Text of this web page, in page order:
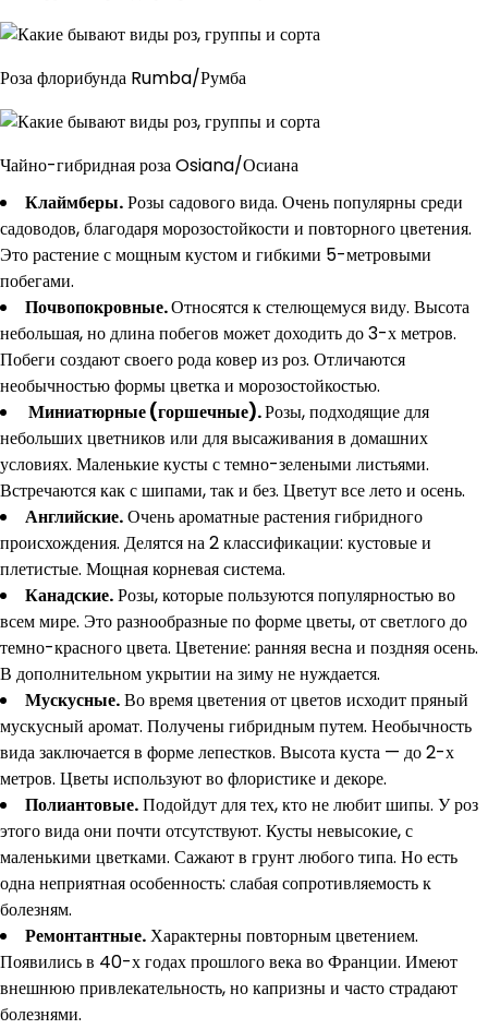
Роза флорибунда Rumba/Румба
Чайно-гибридная роза Osiana/Осиана
Клаймберы.Розы садового вида. Очень популярны среди
садоводов, благодаря морозостойкости и повторного цветения.
Это растение с мощным кустом и гибкими 5-метровыми
побегами.
Почвопокровные.Относятся к стелющемуся виду. Высота
небольшая, но длина побегов может доходить до 3-х метров.
Побеги создают своего рода ковер из роз. Отличаются
необычностью формы цветка и морозостойкостью.
Миниатюрные(горшечные).Розы, подходящие для
небольших цветников или для высаживания в домашних
условиях. Маленькие кусты с темно-зелеными листьями.
Встречаются как с шипами, так и без. Цветут все лето и осень.
Английские.Очень ароматные растения гибридного
происхождения. Делятся на 2 классификации: кустовые и
плетистые. Мощная корневая система.
Канадские.Розы, которые пользуются популярностью во
всем мире. Это разнообразные по форме цветы, от светлого до
темно-красного цвета. Цветение: ранняя весна и поздняя осень.
В дополнительном укрытии на зиму не нуждается.
Мускусные.Во время цветения от цветов исходит пряный
мускусный аромат. Получены гибридным путем. Необычность
вида заключается в форме лепестков. Высота куста — до 2-х
метров. Цветы используют во флористике и декоре.
Полиантовые.Подойдут для тех, кто не любит шипы. У роз
этого вида они почти отсутствуют. Кусты невысокие, с
маленькими цветками. Сажают в грунт любого типа. Но есть
одна неприятная особенность: слабая сопротивляемость к
болезням.
Ремонтантные.Характерны повторным цветением.
Появились в 40-х годах прошлого века во Франции. Имеют
внешнюю привлекательность, но капризны и часто страдают
болезнями.